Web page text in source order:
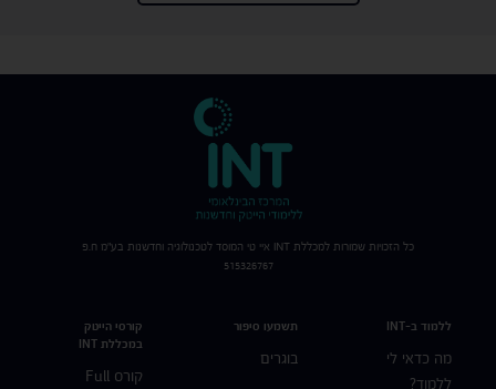
ללמוד ב-INT
מה כדאי לי
ללמוד?
תשמעו סיפור
בוגרים
קורסי הייטק
במכללת INT
קורס Full
כל הזכויות שמורות למכללת INT איי טי המוסד לטכנולוגיה וחדשנות בע"מ ח.פ
515326767